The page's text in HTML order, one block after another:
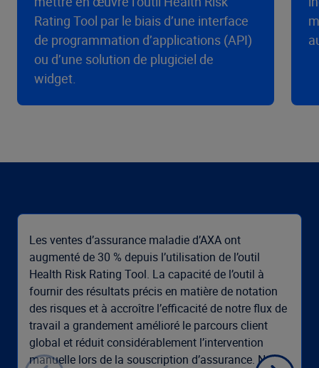
Rating Tool par le biais d’une interface
de programmation d’applications (API)
ou d’une solution de plugiciel de
widget.
Les ventes d’assurance maladie d’AXA ont
augmenté de 30 % depuis l’utilisation de l’outil
Health Risk Rating Tool. La capacité de l’outil à
fournir des résultats précis en matière de notation
des risques et à accroître l’efficacité de notre flux de
travail a grandement amélioré le parcours client
global et réduit considérablement l’intervention
manuelle lors de la souscription d’assurance. Nous